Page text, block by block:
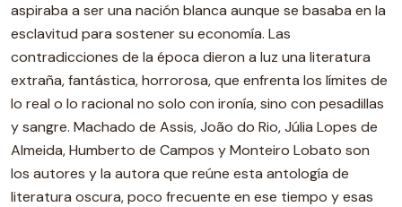
aspiraba a ser una nación blanca aunque se basaba en la
esclavitud para sostener su economía. Las
contradicciones de la época dieron a luz una literatura
extraña, fantástica, horrorosa, que enfrenta los límites de
lo real o lo racional no solo con ironía, sino con pesadillas
y sangre. Machado de Assis, João do Rio, Júlia Lopes de
Almeida, Humberto de Campos y Monteiro Lobato son
los autores y la autora que reúne esta antología de
literatura oscura, poco frecuente en ese tiempo y esas